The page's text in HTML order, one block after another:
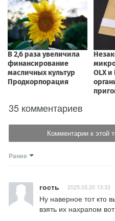
35 комментариев
Комментарии к этой
Ранее
гость 2025.03.20 13:33
Ну наверное тот кто
взять их нахрапом